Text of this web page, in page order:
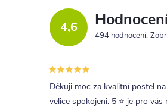
4,6
494 hodnocení
Děkuji moc za kvalitní postel
velice spokojeni. 5 ⭐ je pro vás